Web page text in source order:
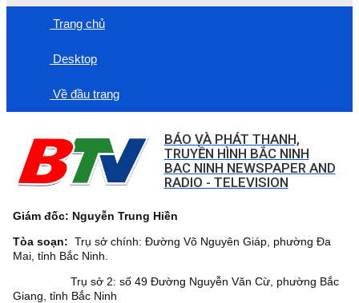
Trang chủ
Desktop
Về đầu trang
BÁO VÀ PHÁT THANH,
TRUYỀN HÌNH BẮC NINH
BAC NINH NEWSPAPER AND
RADIO - TELEVISION
Giám đốc: Nguyễn Trung Hiền
Tòa soạn: Trụ sở chính: Đường Võ Nguyên Giáp, phường Đa
Mai, tỉnh Bắc Ninh.
Trụ sở 2: số 49 Đường Nguyễn Văn Cừ, phường Bắc
Giang, tỉnh Bắc Ninh